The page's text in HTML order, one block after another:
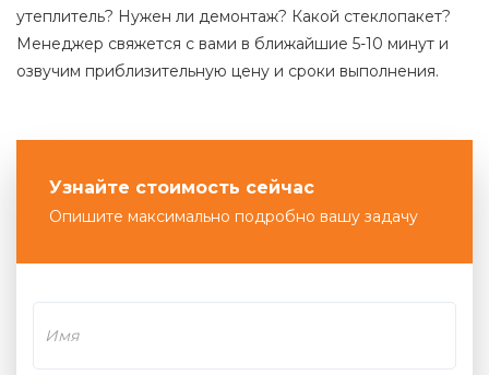
утеплитель? Нужен ли демонтаж? Какой стеклопакет?
Менеджер свяжется с вами в ближайшие 5-10 минут и
озвучим приблизительную цену и сроки выполнения.
Узнайте стоимость сейчас
Опишите максимально подробно вашу задачу